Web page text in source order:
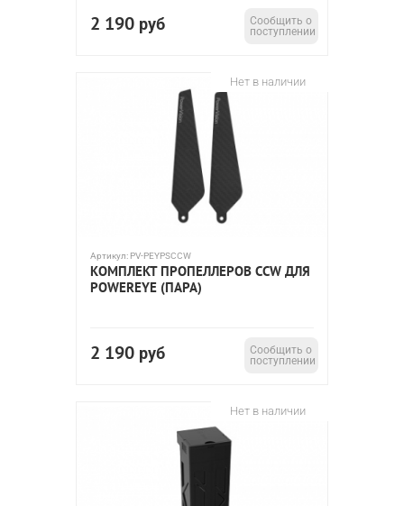
2 190 руб
Сообщить о
поступлении
Нет в наличии
Артикул: PV-PEYPSCCW
КОМПЛЕКТ ПРОПЕЛЛЕРОВ CCW ДЛЯ
POWEREYE (ПАРА)
2 190 руб
Сообщить о
поступлении
Нет в наличии